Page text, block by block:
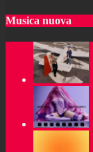
Musica nuova